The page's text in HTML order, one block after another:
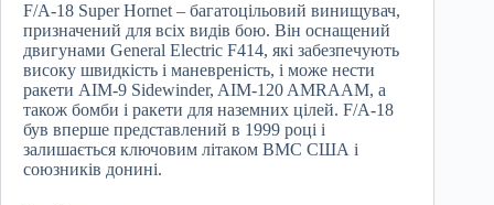
F/A-18 Super Hornet – багатоцільовий винищувач,
призначений для всіх видів бою. Він оснащений
двигунами General Electric F414, які забезпечують
високу швидкість і маневреність, і може нести
ракети AIM-9 Sidewinder, AIM-120 AMRAAM, а
також бомби і ракети для наземних цілей. F/A-18
був вперше представлений в 1999 році і
залишається ключовим літаком ВМС США і
союзників донині.